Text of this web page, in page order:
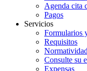
Agenda cita
Pagos
Servicios
Formularios
Requisitos
Normatividad
Consulte su
Expensas